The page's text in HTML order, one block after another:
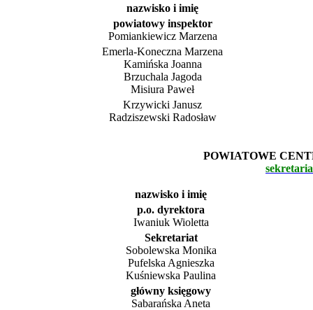
nazwisko i imię
powiatowy inspektor
Pomiankiewicz Marzena
Emerla-Koneczna Marzena
Kamińska Joanna
Brzuchala Jagoda
Misiura Paweł
Krzywicki Janusz
Radziszewski Radosław
POWIATOWE
nazwisko i imię
p.o. dyrektora
Iwaniuk Wioletta
Sekretariat
Sobolewska Monika
Pufelska Agnieszka
Kuśniewska Paulina
główny księgowy
Sabarańska Aneta